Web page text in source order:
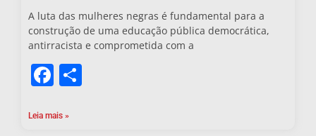
A luta das mulheres negras é fundamental para a
construção de uma educação pública democrática,
antirracista e comprometida com a
Facebook
Leia mais »